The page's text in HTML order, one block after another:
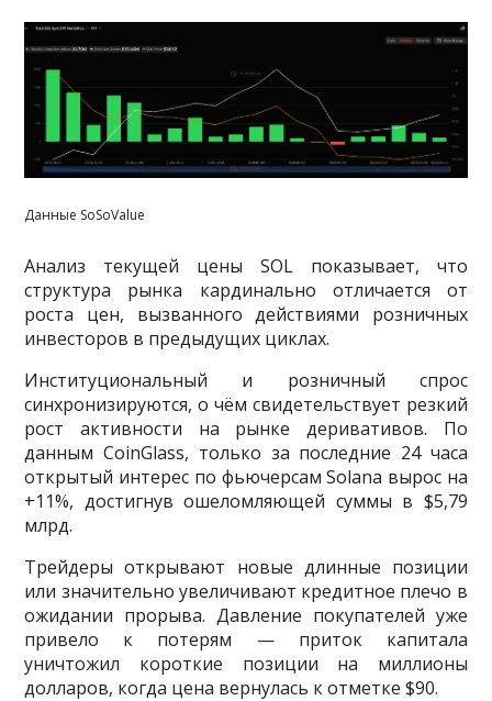
Данные SoSoValue
Анализ текущей цены SOL показывает, что
структура рынка кардинально отличается от
роста цен, вызванного действиями розничных
инвесторов в предыдущих циклах.
Институциональный и розничный спрос
синхронизируются, о чём свидетельствует резкий
рост активности на рынке деривативов. По
данным CoinGlass, только за последние 24 часа
открытый интерес по фьючерсам Solana вырос на
+11%, достигнув ошеломляющей суммы в $5,79
млрд.
Трейдеры открывают новые длинные позиции
или значительно увеличивают кредитное плечо в
ожидании прорыва. Давление покупателей уже
привело к потерям — приток капитала
уничтожил короткие позиции на миллионы
долларов, когда цена вернулась к отметке $90.